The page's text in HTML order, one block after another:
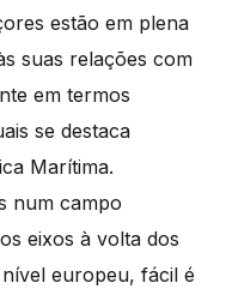
estão em plena
suas relações com
em termos
se destaca
Marítima.
num campo
eixos à volta dos
europeu, fácil é